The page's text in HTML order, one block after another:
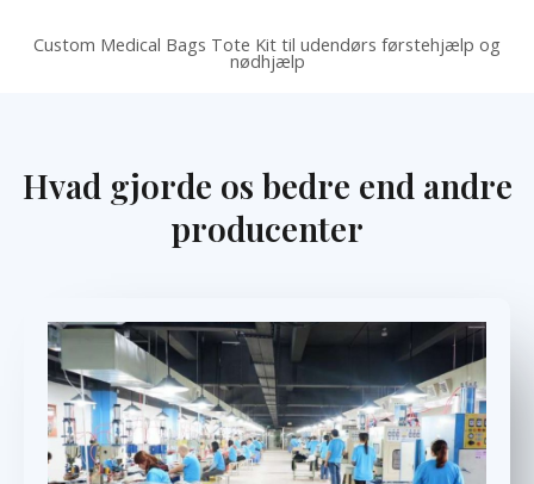
Custom Medical Bags Tote Kit til udendørs førstehjælp og
nødhjælp
Hvad gjorde os bedre end andre
producenter